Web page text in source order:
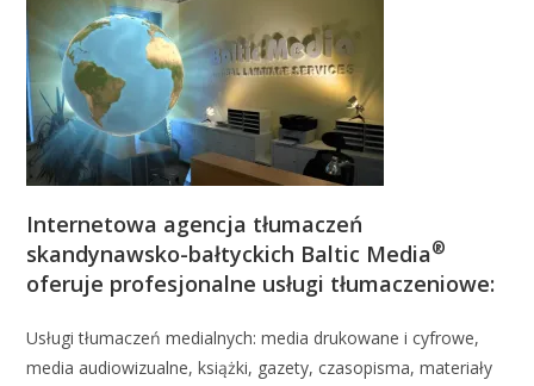
Internetowa agencja tłumaczeń
skandynawsko-bałtyckich Baltic Media®
oferuje profesjonalne usługi tłumaczeniowe:
Usługi tłumaczeń medialnych: media drukowane i cyfrowe,
media audiowizualne, książki, gazety, czasopisma, materiały